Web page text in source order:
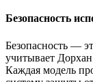
Безопасность
Безопасность —
учитывает
Каждая модель